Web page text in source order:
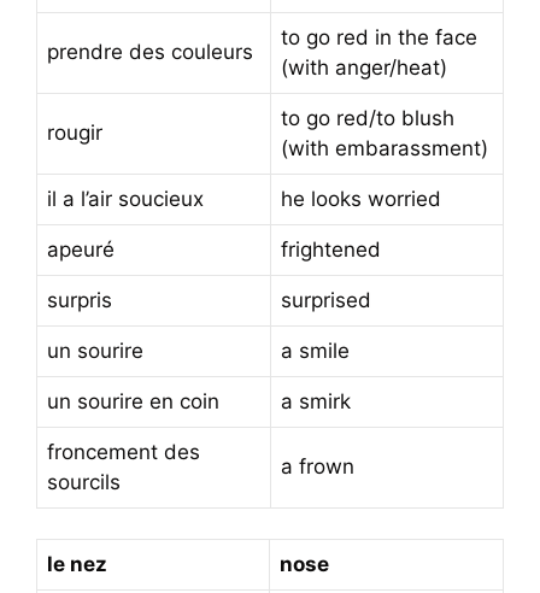
prendre des couleurs
to go red in the face
(with anger/heat)
rougir
to go red/to blush
(with embarassment)
il a l’air soucieux he looks worried
apeuré frightened
surpris surprised
un sourire a smile
un sourire en coin a smirk
froncement des
sourcils
a frown
le nez nose